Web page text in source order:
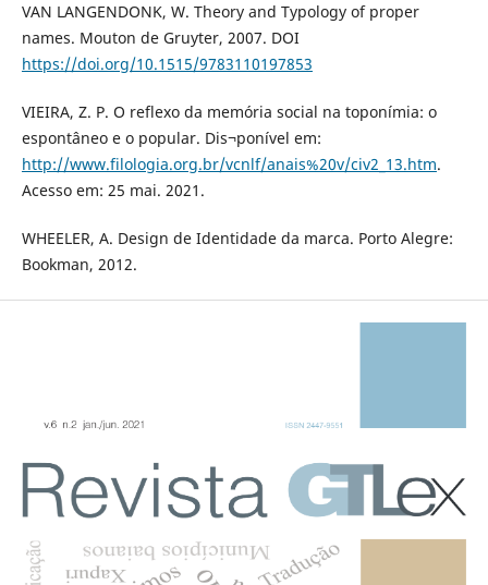
VAN LANGENDONK, W. Theory and Typology of proper
names. Mouton de Gruyter, 2007. DOI
https://doi.org/10.1515/9783110197853
VIEIRA, Z. P. O reflexo da memória social na toponímia: o
espontâneo e o popular. Dis¬ponível em:
http://www.filologia.org.br/vcnlf/anais%20v/civ2_13.htm.
Acesso em: 25 mai. 2021.
WHEELER, A. Design de Identidade da marca. Porto Alegre:
Bookman, 2012.